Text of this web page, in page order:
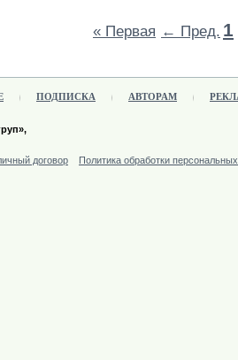
« Первая ← Пред. 1
ПОДПИСКА АВТОРАМ
договор Политика обработки